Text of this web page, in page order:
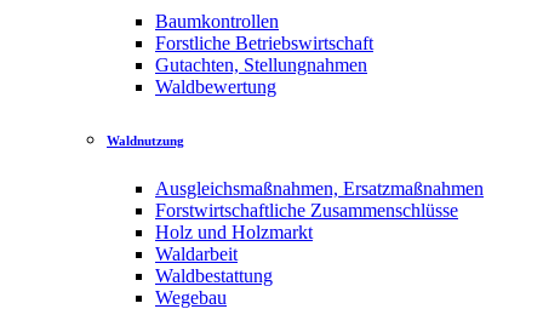
Baumkontrollen
Forstliche Betriebswirtschaft
Gutachten, Stellungnahmen
Waldbewertung
Waldnutzung
Ausgleichsmaßnahmen, Ersatzmaßnahmen
Forstwirtschaftliche Zusammenschlüsse
Holz und Holzmarkt
Waldarbeit
Waldbestattung
Wegebau